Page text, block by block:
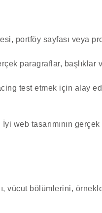
portföy sayfası veya
paragraflar, başlıklar
test etmek için alay
web tasarımının gerçek
vücut bölümlerini,